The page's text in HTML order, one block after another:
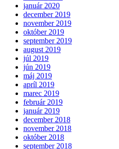
január 2020
december 2019
november 2019
október 2019
september 2019
august 2019
júl 2019
jún 2019
máj 2019
apríl 2019
marec 2019
február 2019
január 2019
december 2018
november 2018
október 2018
september 2018